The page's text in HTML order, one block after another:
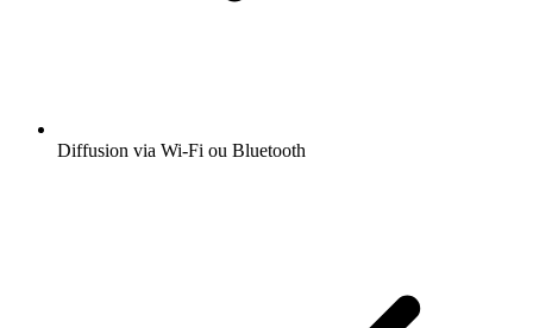
Diffusion via Wi-Fi ou Bluetooth